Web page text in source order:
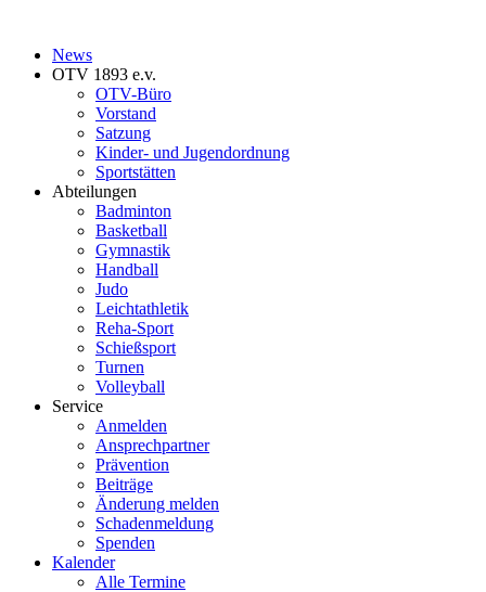
News
OTV 1893 e.v.
OTV-Büro
Vorstand
Satzung
Kinder- und Jugendordnung
Sportstätten
Abteilungen
Badminton
Basketball
Gymnastik
Handball
Judo
Leichtathletik
Reha-Sport
Schießsport
Turnen
Volleyball
Service
Anmelden
Ansprechpartner
Prävention
Beiträge
Änderung melden
Schadenmeldung
Spenden
Kalender
Alle Termine